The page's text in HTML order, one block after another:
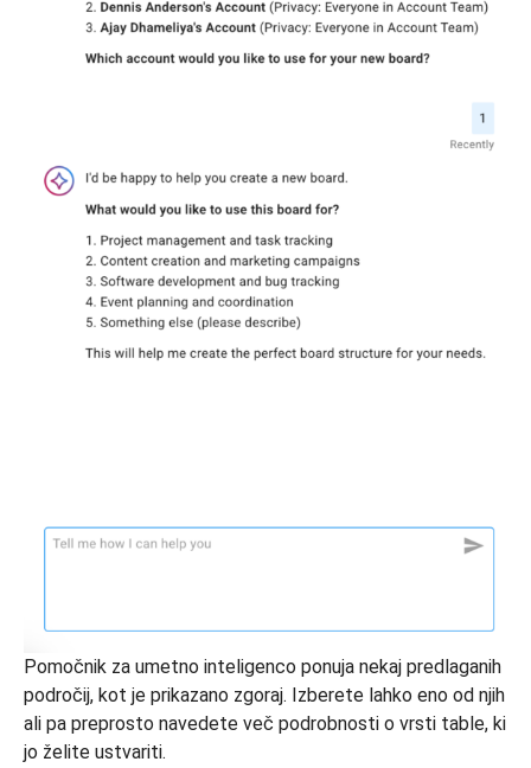
Pomočnik za umetno inteligenco ponuja nekaj predlaganih
področij, kot je prikazano zgoraj. Izberete lahko eno od njih
ali pa preprosto navedete več podrobnosti o vrsti table, ki
jo želite ustvariti.